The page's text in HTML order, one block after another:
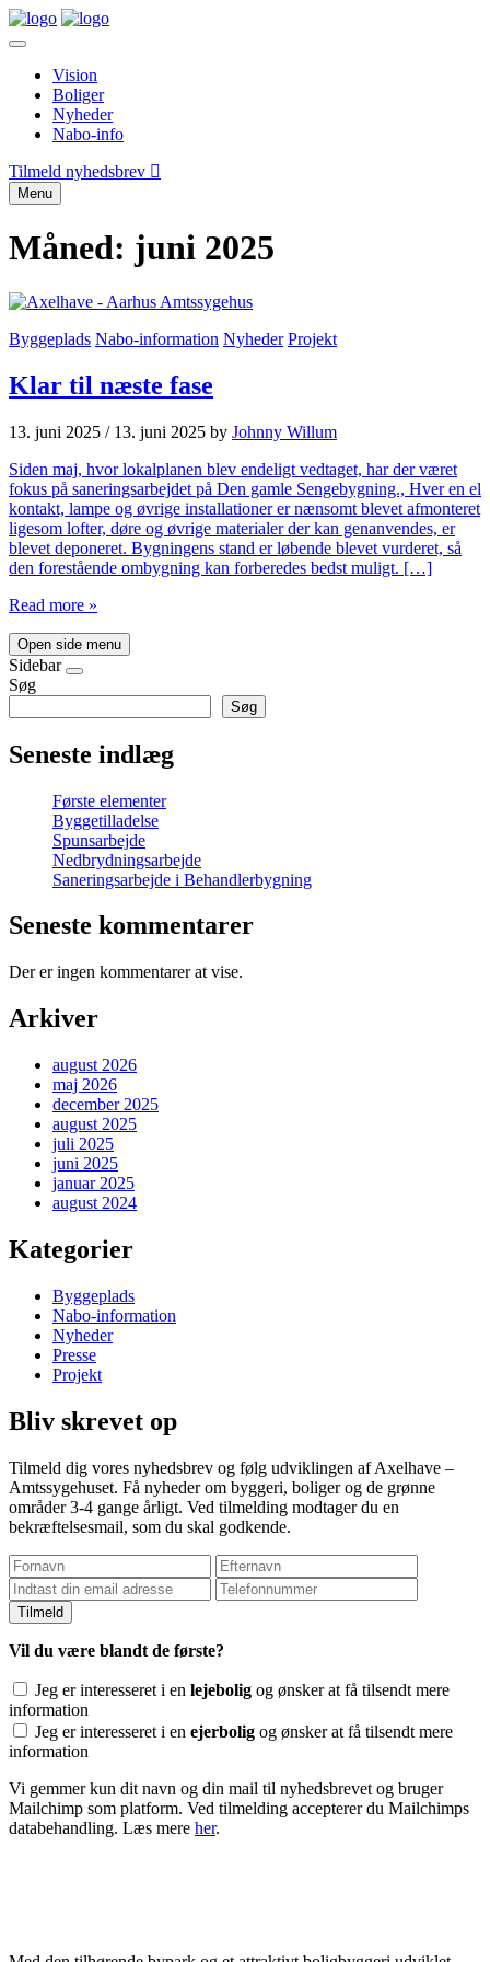
Vision
Boliger
Nyheder
Nabo-info
Tilmeld nyhedsbrev
Menu
Måned: juni 2025
Byggeplads Nabo-information Nyheder Projekt
Klar til næste fase
13. juni 2025 / 13. juni 2025 by Johnny Willum
Siden maj, hvor lokalplanen blev endeligt vedtaget, har der været
fokus på saneringsarbejdet på Den gamle Sengebygning., Hver en el
kontakt, lampe og øvrige installationer er nænsomt blevet afmonteret
ligesom lofter, døre og øvrige materialer der kan genanvendes, er
blevet deponeret. Bygningens stand er løbende blevet vurderet, så
den forestående ombygning kan forberedes bedst muligt. […]
Read more »
Open side menu
Sidebar
Søg
Søg
Seneste indlæg
Første elementer
Byggetilladelse
Spunsarbejde
Nedbrydningsarbejde
Saneringsarbejde i Behandlerbygning
Seneste kommentarer
Der er ingen kommentarer at vise.
Arkiver
august 2026
maj 2026
december 2025
august 2025
juli 2025
juni 2025
januar 2025
august 2024
Kategorier
Byggeplads
Nabo-information
Nyheder
Presse
Projekt
Bliv skrevet op
Tilmeld dig vores nyhedsbrev og følg udviklingen af Axelhave –
Amtssygehuset. Få nyheder om byggeri, boliger og de grønne
områder 3-4 gange årligt. Ved tilmelding modtager du en
bekræftelsesmail, som du skal godkende.
Vil du være blandt de første?
Jeg er interesseret i en lejebolig og ønsker at få tilsendt mere
information
Jeg er interesseret i en ejerbolig og ønsker at få tilsendt mere
information
Vi gemmer kun dit navn og din mail til nyhedsbrevet og bruger
Mailchimp som platform. Ved tilmelding accepterer du Mailchimps
databehandling. Læs mere her.